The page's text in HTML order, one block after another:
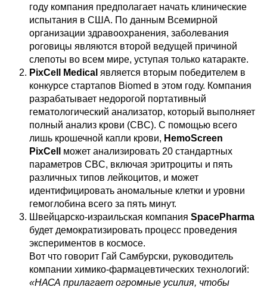
году компания предполагает начать клинические
испытания в США. По данным Всемирной
организации здравоохранения, заболевания
роговицы являются второй ведущей причиной
слепоты во всем мире, уступая только катаракте.
PixCell Medical является вторым победителем в
конкурсе стартапов Biomed в этом году. Компания
разрабатывает недорогой портативный
гематологический анализатор, который выполняет
полный анализ крови (CBC). С помощью всего
лишь крошечной капли крови, HemoScreen
PixCell
может анализировать 20 стандартных
параметров CBC, включая эритроциты и пять
различных типов лейкоцитов, и может
идентифицировать аномальные клетки и уровни
гемоглобина всего за пять минут.
Швейцарско-израильская компания SpacePharma
будет демократизировать процесс проведения
экспериментов в космосе.
Вот что говорит Гай Самбурски, руководитель
компании химико-фармацевтических технологий:
«НАСА прилагает огромные усилия, чтобы